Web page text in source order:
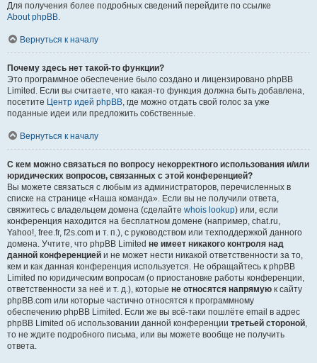
Для получения более подробных сведений перейдите по ссылке
About phpBB.
Вернуться к началу
Почему здесь нет такой-то функции?
Это программное обеспечение было создано и лицензировано phpBB
Limited. Если вы считаете, что какая-то функция должна быть добавлена,
посетите Центр идей phpBB, где можно отдать свой голос за уже
поданные идеи или предложить собственные.
Вернуться к началу
С кем можно связаться по вопросу некорректного использования и/или
юридических вопросов, связанных с этой конференцией?
Вы можете связаться с любым из администраторов, перечисленных в
списке на странице «Наша команда». Если вы не получили ответа,
свяжитесь с владельцем домена (сделайте whois lookup) или, если
конференция находится на бесплатном домене (например, chat.ru,
Yahoo!, free.fr, f2s.com и т. п.), с руководством или техподдержкой данного
домена. Учтите, что phpBB Limited не имеет никакого контроля над
данной конференцией и не может нести никакой ответственности за то,
кем и как данная конференция используется. Не обращайтесь к phpBB
Limited по юридическим вопросам (о приостановке работы конференции,
ответственности за неё и т. д.), которые не относятся напрямую к сайту
phpBB.com или которые частично относятся к программному
обеспечению phpBB Limited. Если же вы всё-таки пошлёте email в адрес
phpBB Limited об использовании данной конференции третьей стороной,
то не ждите подробного письма, или вы можете вообще не получить
ответа.